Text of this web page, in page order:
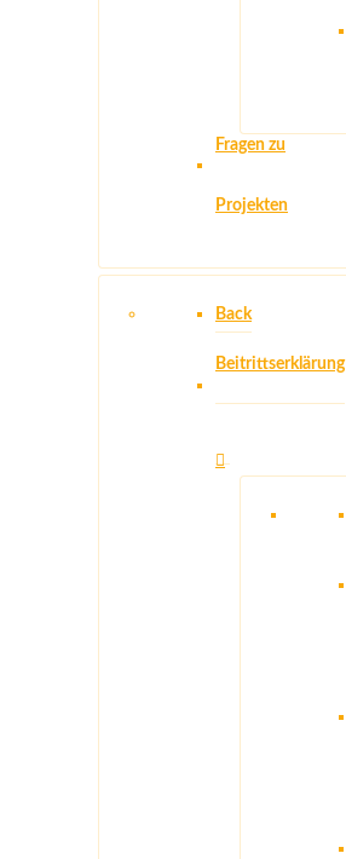
Fragen zu
Projekten
Back
Beitrittserklärung